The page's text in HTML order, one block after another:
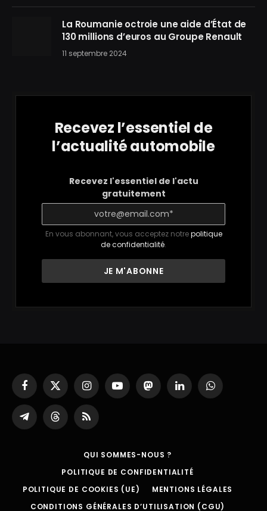
La Roumanie octroie une aide d’État de
130 millions d’euros au Groupe Renault
11 septembre 2024
Recevez l’essentiel de
l’actualité automobile
Recevez l'essentiel de l'actu
gratuitement
En vous abonnant, vous acceptez notrepolitique
de confidentialité.
Facebook
X
(Twitter)
InstagramYouTubeMastodonLinkedInWhatsApp
Partager
sur
ThreadsRSS
QUI SOMMES-NOUS ?
POLITIQUE DE CONFIDENTIALITÉ
POLITIQUE DE COOKIES (UE)
MENTIONS LÉGALES
CONDITIONS GÉNÉRALES D’UTILISATION (CGU)